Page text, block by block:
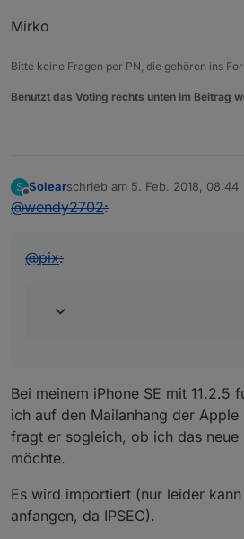
Mirko
Bitte keine Fragen per PN, die gehören ins
Benutzt das Voting rechts unten im Beitrag
S
Offline
Solearschrieb am 5. Feb. 2018, 08:44
zuletzt editiert von
@wendy2702:
@pix:
Bei meinem iPhone SE mit 11.2.5
ich auf den Mailanhang der
fragt er sogleich, ob ich das neue
möchte.
Es wird importiert (nur leider
anfangen, da IPSEC).